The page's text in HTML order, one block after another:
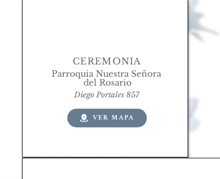
CEREMONIA
Parroquia Nuestra Señora
del Rosario
Diego Portales 857
VER MAPA